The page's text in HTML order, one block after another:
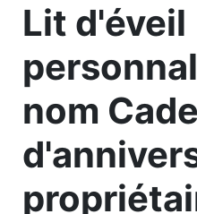
Lit d'éveil
nom